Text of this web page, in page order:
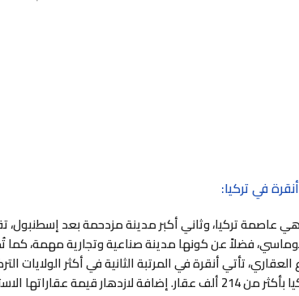
في تركيا:
عاصمة تركيا، وثاني أكبر مدينة مزدحمة بعد إسطنبول،
فضلاً عن كونها مدينة صناعية وتجارية مهمة، كما
العقاري، تأتي أنقرة في المرتبة الثانية في أكثر الولايات
قيمة عقاراتها الاستثمارية و عوائدها المالية ..